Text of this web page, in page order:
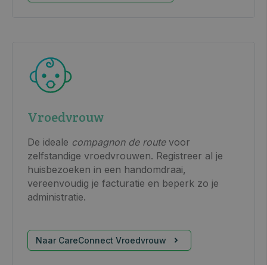
Vroedvrouw
De ideale compagnon de routevoor
zelfstandige vroedvrouwen. Registreer al je
huisbezoeken in een handomdraai,
vereenvoudig je facturatie en beperk zo je
administratie.
Naar CareConnect Vroedvrouw